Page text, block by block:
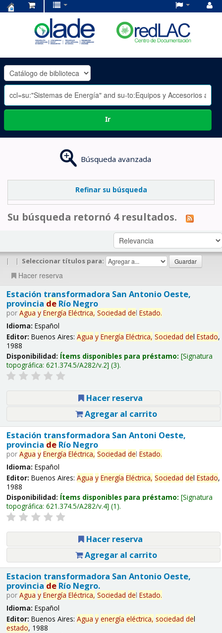
OLADE
-
Ir
Búsqueda avanzada
Refinar su búsqueda
Su búsqueda retornó 4 resultados.
| | Seleccionar títulos para:
Hacer reserva
Estación transformadora San Antonio Oeste,
provincia deRío Negro
por Agua y Energía Eléctrica, Sociedad del Estado.
Idioma: Español
Editor: Buenos Aires: Agua y Energía Eléctrica, Sociedad del Estado,
1988
Disponibilidad: Ítems disponibles para préstamo: Signatura
topográfica: 621.374.5/A282/v.2 (3).
Hacer reserva
Agregar al carrito
Estación transformadora San Antoni Oeste,
provincia deRío Negro
por Agua y Energía Eléctrica, Sociedad del Estado.
Idioma: Español
Editor: Buenos Aires: Agua y Energía Eléctrica, Sociedad del Estado,
1988
Disponibilidad: Ítems disponibles para préstamo: Signatura
topográfica: 621.374.5/A282/v.4 (1).
Hacer reserva
Agregar al carrito
Estacion transformadora San Antonio Oeste,
provincia deRío Negro.
por Agua y Energía Eléctrica, Sociedad del Estado.
Idioma: Español
Editor: Buenos Aires: Agua y energía eléctrica, sociedad del
estado, 1988